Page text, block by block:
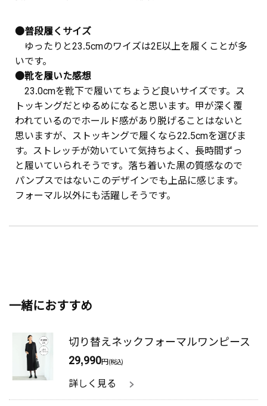
●普段履くサイズ
ゆったりと23.5cmのワイズは2E以上を履くことが多
いです。
●靴を履いた感想
23.0cmを靴下で履いてちょうど良いサイズです。ス
トッキングだとゆるめになると思います。甲が深く覆
われているのでホールド感があり脱げることはないと
思いますが、ストッキングで履くなら22.5cmを選びま
す。ストレッチが効いていて気持ちよく、長時間ずっ
と履いていられそうです。落ち着いた黒の質感なので
パンプスではないこのデザインでも上品に感じます。
フォーマル以外にも活躍しそうです。
一緒におすすめ
切り替えネックフォーマルワンピース
29,990円(税込)
詳しく見る